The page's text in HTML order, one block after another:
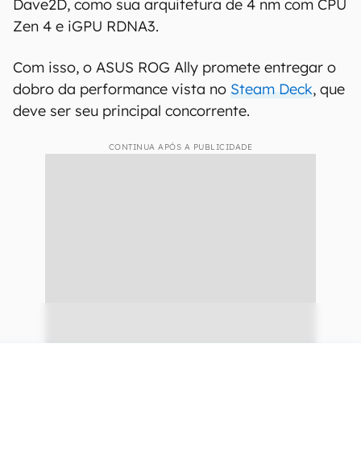
Dave2D, como sua arquitetura de 4 nm com CPU
Zen 4 e iGPU RDNA3.
Com isso, o ASUS ROG Ally promete entregar o
dobro da performance vista no Steam Deck, que
deve ser seu principal concorrente.
CONTINUA APÓS A PUBLICIDADE